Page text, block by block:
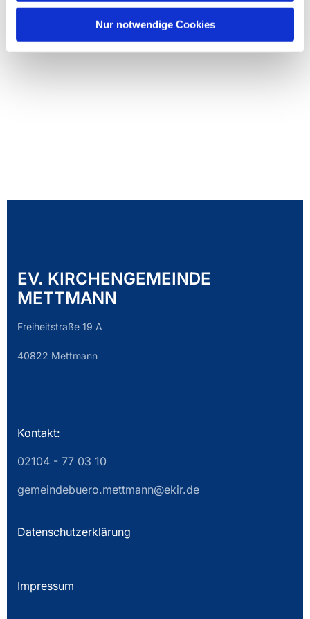
Nur notwendige Cookies
EV. KIRCHENGEMEINDE
METTMANN
Freiheitstraße 19 A
40822 Mettmann
Kontakt:
02104 - 77 03 10
gemeindebuero.mettmann@ekir.de
Datenschutzerklärung
Impressum